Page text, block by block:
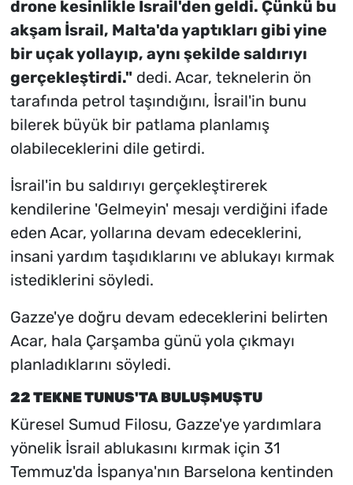
drone kesinlikle İsrail'den geldi. Çünkü bu
akşam İsrail, Malta'da yaptıkları gibi yine
bir uçak yollayıp, aynı şekilde saldırıyı
gerçekleştirdi."dedi. Acar, teknelerin ön
tarafında petrol taşındığını, İsrail'in bunu
bilerek büyük bir patlama planlamış
olabileceklerini dile getirdi.
İsrail'in bu saldırıyı gerçekleştirerek
kendilerine 'Gelmeyin' mesajı verdiğini ifade
eden Acar, yollarına devam edeceklerini,
insani yardım taşıdıklarını ve ablukayı kırmak
istediklerini söyledi.
Gazze'ye doğru devam edeceklerini belirten
Acar, hala Çarşamba günü yola çıkmayı
planladıklarını söyledi.
22 TEKNE TUNUS'TA BULUŞMUŞTU
Küresel Sumud Filosu, Gazze'ye yardımlara
yönelik İsrail ablukasını kırmak için 31
Temmuz'da İspanya'nın Barselona kentinden